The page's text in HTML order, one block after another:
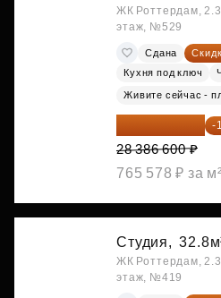
ЖК Роттердам, 2.3
этаж, №529
Сдана
Кухня под ключ
Живите сейчас -
25 264 074 ₽ -
28 386 600 ₽
765 578 ₽ за м²
Студия,
ЖК Роттердам, 2.3
этаж, №419